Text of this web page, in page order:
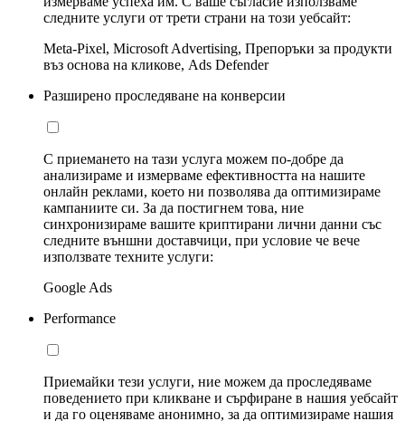
следните услуги от трети страни на този уебсайт:
Meta-Pixel, Microsoft Advertising, Препоръки за продукти
въз основа на кликове, Ads Defender
Разширено проследяване на конверсии
С приемането на тази услуга можем по-добре да
анализираме и измерваме ефективността на нашите
онлайн реклами, което ни позволява да оптимизираме
кампаниите си. За да постигнем това, ние
синхронизираме вашите криптирани лични данни със
следните външни доставчици, при условие че вече
използвате техните услуги:
Google Ads
Performance
Приемайки тези услуги, ние можем да проследяваме
поведението при кликване и сърфиране в нашия уебсайт
и да го оценяваме анонимно, за да оптимизираме нашия